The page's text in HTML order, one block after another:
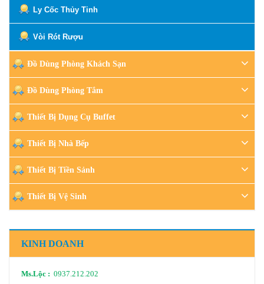
Ly Cốc Thủy Tinh
Vòi Rót Rượu
Đồ Dùng Phòng Khách Sạn
Đồ Dùng Phòng Tắm
Thiết Bị Dụng Cụ Buffet
Thiết Bị Nhà Bếp
Thiết Bị Tiền Sảnh
Thiết Bị Vệ Sinh
KINH DOANH
Ms.Lộc : 0937.212.202